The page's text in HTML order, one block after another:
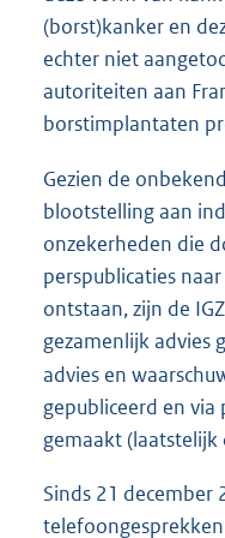
(borst)kanker en
echter niet
autoriteiten aan
borstimplantaten
Gezien de
blootstelling aan
onzekerheden die
perspublicaties
ontstaan, zijn de
gezamenlijk advies
advies en
gepubliceerd en
gemaakt (laatstelijk
Sinds 21 december